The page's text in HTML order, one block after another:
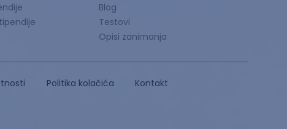
Blog
Testovi
Opisi zanimanja
Politika kolačića Kontakt